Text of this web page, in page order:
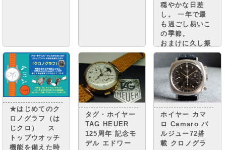
穏やかな日差
し。 一年で最
も過ごし易いこ
の季節。
おまけに久し振
りの休日。 ス
ケジュール帳は
白紙。 予定は
なくてもどこか
に出かけたくな
りますよね。
★はじめてのク
ロノグラフ（は
じクロ） ス
トップウオッチ
機能を備えた時
タグ・ホイヤー
TAG HEUER
125周年 記念モ
デル エドワー
ホイヤー カマ
ロ Camaro バ
ルジュー72搭
載 クロノグラ